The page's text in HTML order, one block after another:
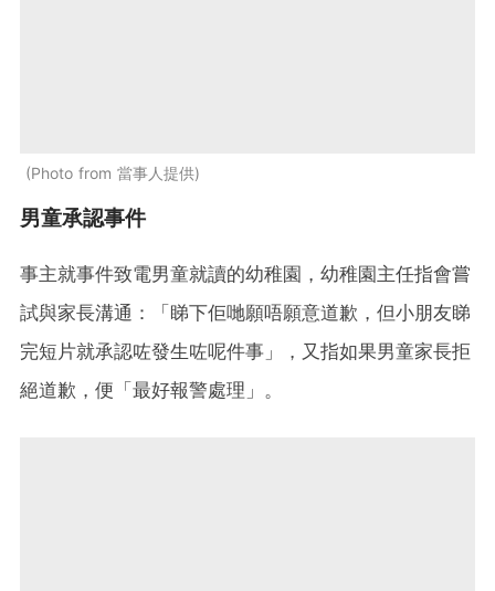
Photo from 當事人提供
男童承認事件
事主就事件致電男童就讀的幼稚園，幼稚園主任指會嘗
試與家長溝通：「睇下佢哋願唔願意道歉，但小朋友睇
完短片就承認咗發生咗呢件事」，又指如果男童家長拒
絕道歉，便「最好報警處理」。